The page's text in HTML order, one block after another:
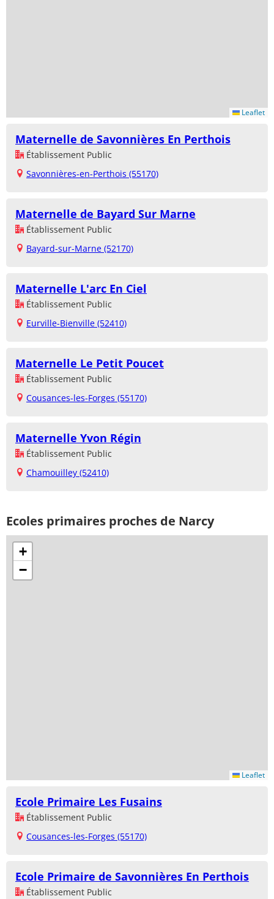
Leaflet
Maternelle de Savonnières En Perthois
Établissement Public
Savonnières-en-Perthois (55170)
Maternelle de Bayard Sur Marne
Établissement Public
Bayard-sur-Marne (52170)
Maternelle L'arc En Ciel
Établissement Public
Eurville-Bienville (52410)
Maternelle Le Petit Poucet
Établissement Public
Cousances-les-Forges (55170)
Maternelle Yvon Régin
Établissement Public
Chamouilley (52410)
Ecoles primaires proches de Narcy
+
−
Leaflet
Ecole Primaire Les Fusains
Établissement Public
Cousances-les-Forges (55170)
Ecole Primaire de Savonnières En Perthois
Établissement Public